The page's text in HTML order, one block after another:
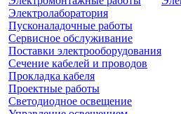
Электролаборатория
Пусконаладочные работы
Сервисное обслуживание
Поставки электрооборудования
Сечение кабелей и проводов
Прокладка кабеля
Проектные работы
Светодиодное освещение